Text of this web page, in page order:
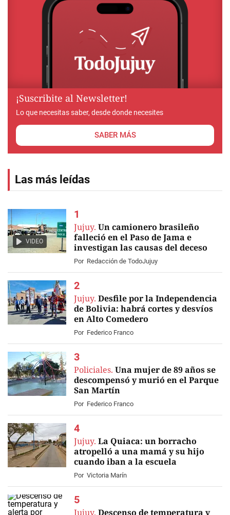
¡Suscribite al Newsletter!
Lo que necesitas saber, desde donde necesites
SABER MÁS
Las más leídas
VIDEO
Jujuy. Un camionero brasileño
falleció en el Paso de Jama e
investigan las causas del deceso
Por Redacción de TodoJujuy
Jujuy. Desfile por la Independencia
de Bolivia: habrá cortes y desvíos
en Alto Comedero
Por Federico Franco
Policiales. Una mujer de 89 años se
descompensó y murió en el Parque
San Martín
Por Federico Franco
Jujuy. La Quiaca: un borracho
atropelló a una mamá y su hijo
cuando iban a la escuela
Por Victoria Marín
Jujuy. Descenso de temperatura y